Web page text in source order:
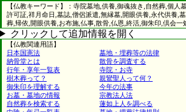
【仏教キーワード】：寺院墓地,供養,御魂抜き,自然葬,個人
許可証,祥月命日,墓誌,僧侶派遣,無縁墓,開眼供養,永代供養,
葬,帰依,開眼供養,お布施,仏事,散骨,仏恩,終活,御朱印,倶会一
クリックして追加情報を開く
【仏教関連用語】
日本国憲法
墓地・埋葬等の法律
納骨堂とは
散骨を調査する
行年・享年一覧表
寺院・お寺
樹木葬って？
親鸞聖人って何？
御朱印を理解する
今年の法事
お墓・墓地の情報
宗教法人法
自然葬を検索する
蓮如上人を調べる